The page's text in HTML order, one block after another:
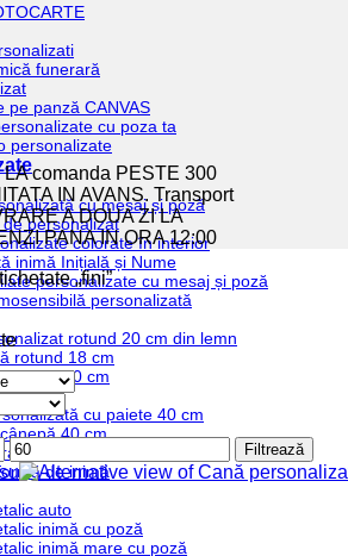
funerară
pe panză CANVAS
cu poza ta
personalizate
cu mesaj și poză
personalizat
colorate în interior
inimă Inițială și Nume
personalizate cu mesaj și poză
personalizată
rotund 20 cm din lemn
rotund 18 cm
pătrat 20 cm
cu paiete 40 cm
40 cm
albă 40 cm
de inimă
auto
inimă cu poză
inimă mare cu poză
comanda PESTE 300
IN AVANS. Transport
A DOUA ZI LA
PANA IN ORA 12:00
„fini”
Sortat
după
evaluarea
medie
Preț
maxim
Filtrează